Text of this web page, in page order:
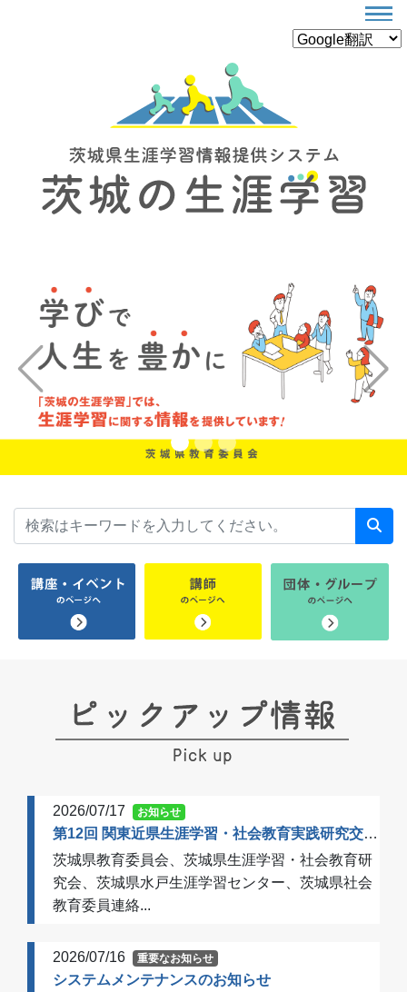
Previous Next
2026/07/17 お知らせ
第12回 関東近県生涯学習・社会教育実践研究交流会 開催のご案内（一次案内）
茨城県教育委員会、茨城県生涯学習・社会教育研
究会、茨城県水戸生涯学習センター、茨城県社会
教育委員連絡...
2026/07/16 重要なお知らせ
システムメンテナンスのお知らせ